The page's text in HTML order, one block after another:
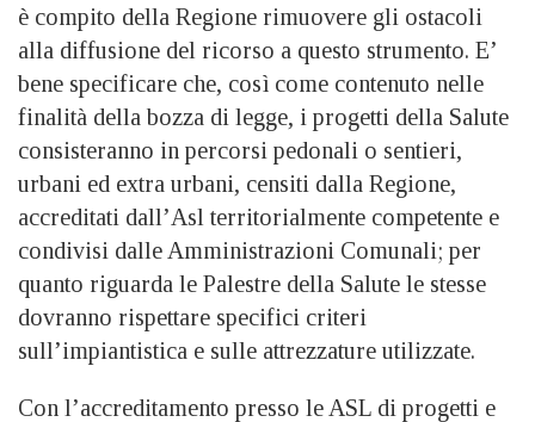
è compito della Regione rimuovere gli ostacoli
alla diffusione del ricorso a questo strumento. E’
bene specificare che, così come contenuto nelle
finalità della bozza di legge, i progetti della Salute
consisteranno in percorsi pedonali o sentieri,
urbani ed extra urbani, censiti dalla Regione,
accreditati dall’Asl territorialmente competente e
condivisi dalle Amministrazioni Comunali; per
quanto riguarda le Palestre della Salute le stesse
dovranno rispettare specifici criteri
sull’impiantistica e sulle attrezzature utilizzate.
Con l’accreditamento presso le ASL di progetti e